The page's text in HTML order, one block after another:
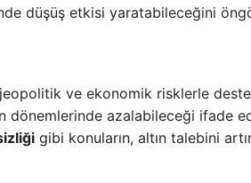
düşüş etkisi yaratabileceğini
jeopolitik ve ekonomik risklerle
dönemlerinde azalabileceği ifade
gibi konuların, altın talebini